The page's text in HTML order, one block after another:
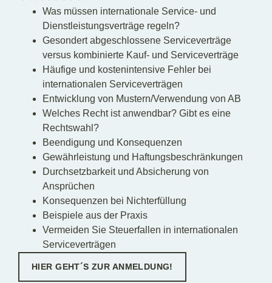
Was müssen internationale Service- und
Dienstleistungsverträge regeln?
Gesondert abgeschlossene Serviceverträge
versus kombinierte Kauf- und Serviceverträge
Häufige und kostenintensive Fehler bei
internationalen Serviceverträgen
Entwicklung von Mustern/Verwendung von AB
Welches Recht ist anwendbar? Gibt es eine
Rechtswahl?
Beendigung und Konsequenzen
Gewährleistung und Haftungsbeschränkungen
Durchsetzbarkeit und Absicherung von
Ansprüchen
Konsequenzen bei Nichterfüllung
Beispiele aus der Praxis
Vermeiden Sie Steuerfallen in internationalen
Serviceverträgen
HIER GEHT´S ZUR ANMELDUNG!